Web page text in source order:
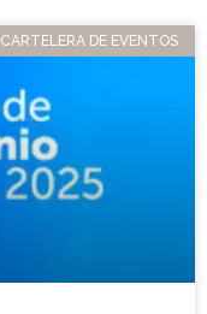
CARTELERA DE EVENTOS